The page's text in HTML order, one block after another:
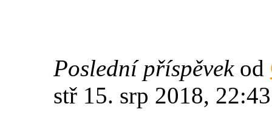
Poslední příspěvek od
stř 15. srp 2018, 22:43